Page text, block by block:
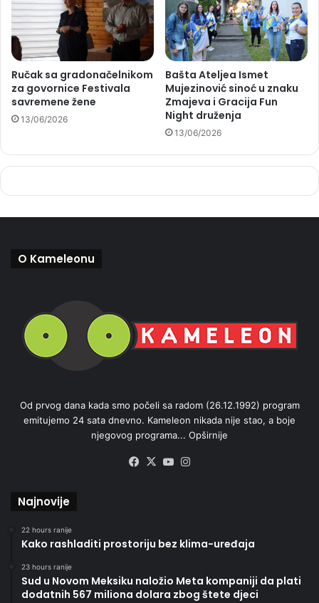
Ručak sa gradonačelnikom
za govornice Festivala
savremene žene
13/06/2026
Bašta Ateljea Ismet
Mujezinović sinoć u znaku
Zmajeva i Gracija Fun
Night druženja
13/06/2026
O Kameleonu
Od prvog dana kada smo počeli sa radom (26.12.1992) program
emitujemo 24 sata dnevno. Kameleon nikada nije stao, a boje
njegovog programa... Opširnije
Facebook
X YouTube
Najnovije
22 hours ranije
Kako rashladiti prostoriju bez klima-uređaja
23 hours ranije
Sud u Novom Meksiku naložio Meta kompaniji da plati
dodatnih 567 miliona dolara zbog štete djeci